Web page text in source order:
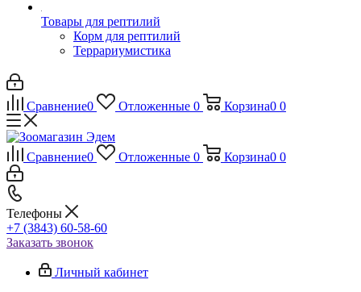
Товары для рептилий
Корм для рептилий
Террариумистика
Сравнение0 Отложенные 0 Корзина0 0
Сравнение0 Отложенные 0 Корзина0 0
Телефоны
+7 (3843) 60-58-60
Заказать звонок
Личный кабинет